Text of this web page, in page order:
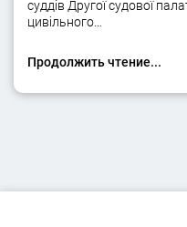
суддів Другої судової
цивільного…
Продолжить чтение...